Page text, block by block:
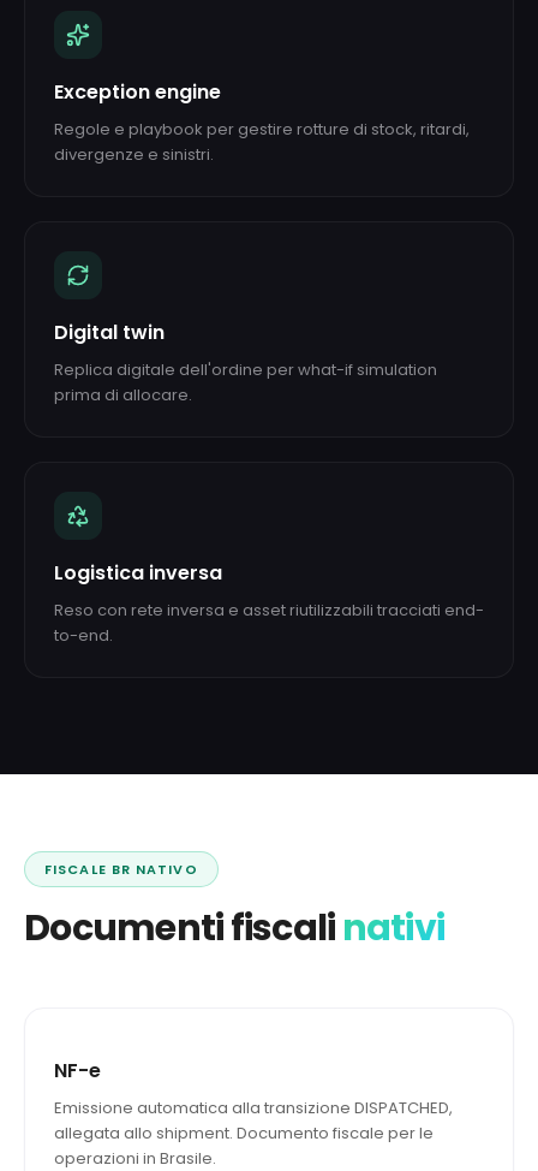
Exception engine
Regole e playbook per gestire rotture di stock, ritardi,
divergenze e sinistri.
Digital twin
Replica digitale dell'ordine per what-if simulation
prima di allocare.
Logistica inversa
Reso con rete inversa e asset riutilizzabili tracciati end-
to-end.
FISCALE BR NATIVO
Documenti fiscalinativi
NF-e
Emissione automatica alla transizione DISPATCHED,
allegata allo shipment. Documento fiscale per le
operazioni in Brasile.